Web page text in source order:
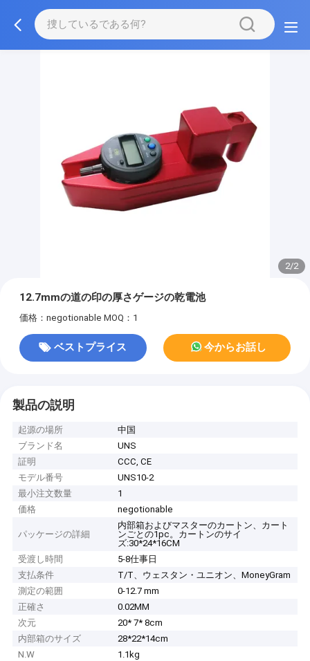
2/2
12.7mmの道の印の厚さゲージの乾電池
価格：negotionable MOQ：1
ベストプライス 今からお話し
製品の説明
起源の場所
中国
ブランド名
UNS
証明
CCC, CE
モデル番号
UNS10-2
最小注文数量
1
価格
negotionable
パッケージの詳細
内部箱およびマスターのカートン、カート
ンごとの1pc。カートンのサイ
ズ:30*24*16CM
受渡し時間
5-8仕事日
支払条件
T/T、ウェスタン・ユニオン、MoneyGram
測定の範囲
0-12.7 mm
正確さ
0.02MM
次元
20* 7* 8cm
内部箱のサイズ
28*22*14cm
N.W
1.1kg